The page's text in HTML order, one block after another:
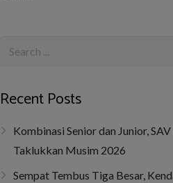
Recent Posts
Kombinasi Senior dan Junior,
Taklukkan Musim 2026
Sempat Tembus Tiga Besar,